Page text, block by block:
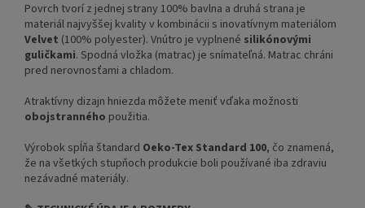
Povrch tvorí z jednej strany 100% bavlna a druhá strana je
materiál najvyššej kvality v kombinácii s inovatívnym materiálom
Velvet (100% polyester). Vnútro je vyplnené silikónovými
guličkami. Spodná vložka (matrac) je snímateľná. Matrac chráni
pred nerovnosťami a chladom.
Atraktívny dizajn hniezda môžete meniť vďaka možnosti
obojstranného použitia.
Výrobok spĺňa štandard Oeko-Tex Standard 100, čo znamená,
že na všetkých stupňoch produkcie boli používané iba zdraviu
nezávadné materiály.